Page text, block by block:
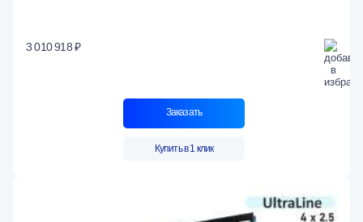
3 010 918 ₽
Заказать
Купить в 1 клик